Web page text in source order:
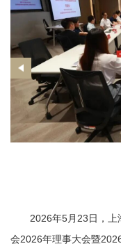
2026年5月23日，上
会2026年理事大会暨